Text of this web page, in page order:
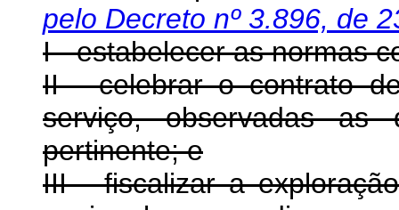
pelo Decreto nº 3.896, de
I - estabelecer as normas
II - celebrar o contrato
serviço, observadas as
pertinente; e
III - fiscalizar a